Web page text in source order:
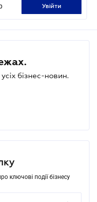
увійти
бізнес-новин.
ключові події бізнесу